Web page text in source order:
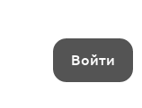
Войти